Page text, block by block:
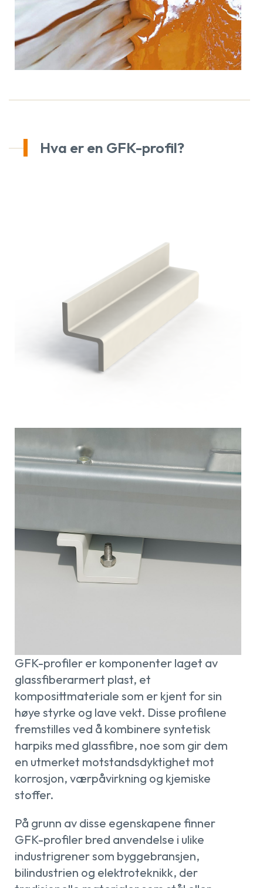
Hva er en GFK-profil?
GFK-profiler er komponenter laget av
glassfiberarmert plast, et
komposittmateriale som er kjent for sin
høye styrke og lave vekt. Disse profilene
fremstilles ved å kombinere syntetisk
harpiks med glassfibre, noe som gir dem
en utmerket motstandsdyktighet mot
korrosjon, værpåvirkning og kjemiske
stoffer.
På grunn av disse egenskapene finner
GFK-profiler bred anvendelse i ulike
industrigrener som byggebransjen,
bilindustrien og elektroteknikk, der